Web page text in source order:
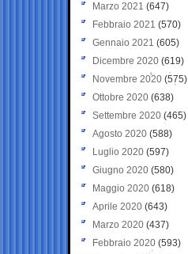
Marzo 2021 (647)
Febbraio 2021 (570)
Gennaio 2021 (605)
Dicembre 2020 (619)
Novembre 2020 (575)
Ottobre 2020 (638)
Settembre 2020(465)
Agosto 2020 (588)
Luglio 2020 (597)
Giugno 2020 (580)
Maggio 2020 (618)
Aprile 2020 (643)
Marzo 2020 (437)
Febbraio 2020 (593)